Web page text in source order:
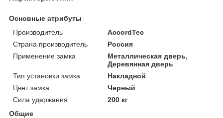
Основные атрибуты
Производитель
AccordTec
Страна производитель
Россия
Применение замка
Металлическая дверь,
Деревянная дверь
Тип установки замка
Накладной
Цвет замка
Черный
Сила удержания
200 кг
Общие